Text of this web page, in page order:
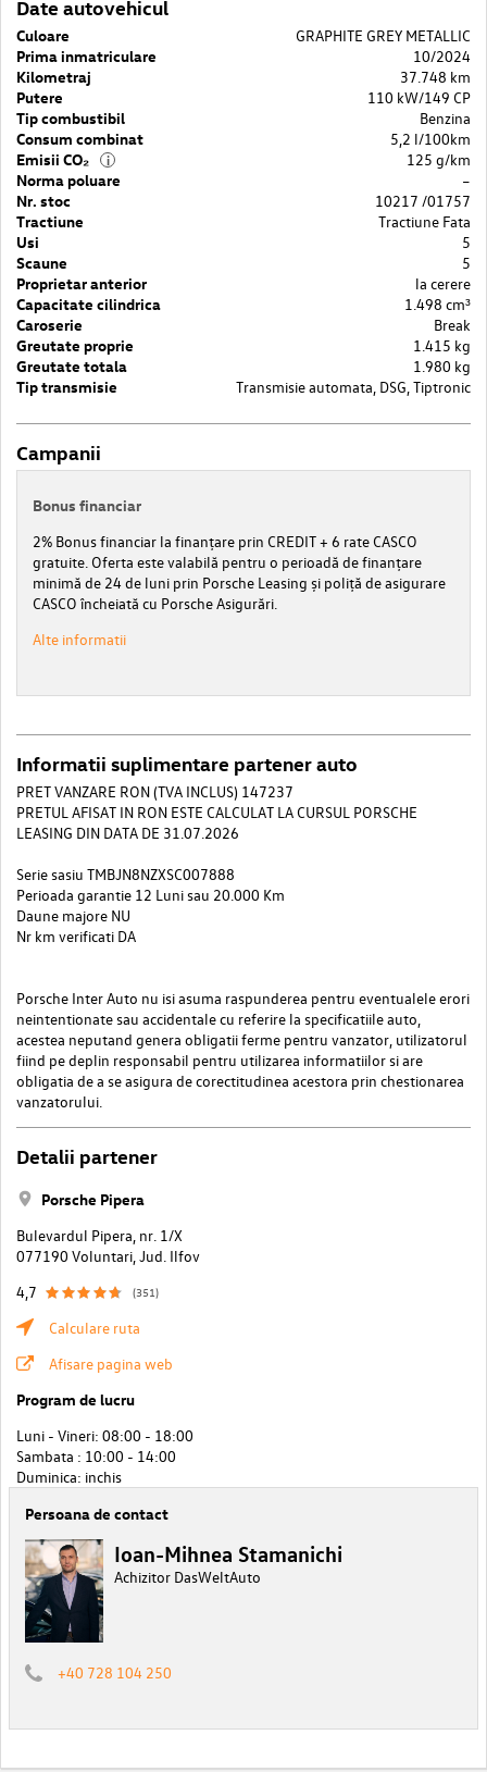
Date autovehicul
Culoare
GRAPHITE GREY METALLIC
Prima inmatriculare
10/2024
Kilometraj
37.748 km
Putere
110 kW/149 CP
Tip combustibil
Benzina
Consum combinat
5,2 l/100km
Emisii CO₂
i
125 g/km
Norma poluare
–
Nr. stoc
10217 /01757
Tractiune
Tractiune Fata
Usi
5
Scaune
5
Proprietar anterior
la cerere
Capacitate cilindrica
1.498 cm³
Caroserie
Break
Greutate proprie
1.415 kg
Greutate totala
1.980 kg
Tip transmisie
Transmisie automata, DSG, Tiptronic
Campanii
Bonus financiar
2% Bonus financiar la finanțare prin CREDIT + 6 rate CASCO
gratuite. Oferta este valabilă pentru o perioadă de finanțare
minimă de 24 de luni prin Porsche Leasing și poliță de asigurare
CASCO încheiată cu Porsche Asigurări.
Alte informatii
Informatii suplimentare partener auto
PRET VANZARE RON (TVA INCLUS) 147237
PRETUL AFISAT IN RON ESTE CALCULAT LA CURSUL PORSCHE
LEASING DIN DATA DE 31.07.2026
Serie sasiu TMBJN8NZXSC007888
Perioada garantie 12 Luni sau 20.000 Km
Daune majore NU
Nr km verificati DA
Porsche Inter Auto nu isi asuma raspunderea pentru eventualele erori
neintentionate sau accidentale cu referire la specificatiile auto,
acestea neputand genera obligatii ferme pentru vanzator, utilizatorul
fiind pe deplin responsabil pentru utilizarea informatiilor si are
obligatia de a se asigura de corectitudinea acestora prin chestionarea
vanzatorului.
Detalii partener
Porsche Pipera
Bulevardul Pipera, nr. 1/X
077190 Voluntari, Jud. Ilfov
4,7
(351)
Calculare ruta
Afisare pagina web
Program de lucru
Luni - Vineri: 08:00 - 18:00
Sambata : 10:00 - 14:00
Duminica: inchis
Persoana de contact
Ioan-Mihnea Stamanichi
Achizitor DasWeltAuto
+40 728 104 250